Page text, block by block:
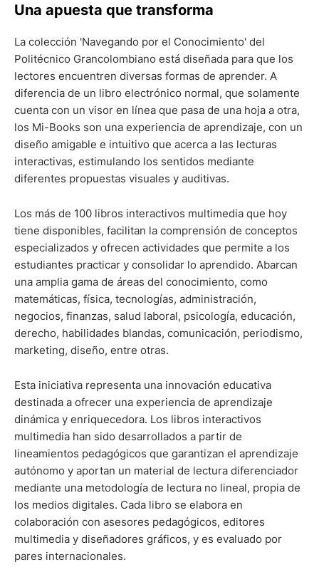
Una apuesta que transforma
La colección 'Navegando por el Conocimiento' del
Politécnico Grancolombiano está diseñada para que los
lectores encuentren diversas formas de aprender. A
diferencia de un libro electrónico normal, que solamente
cuenta con un visor en línea que pasa de una hoja a otra,
los Mi-Books son una experiencia de aprendizaje, con un
diseño amigable e intuitivo que acerca a las lecturas
interactivas, estimulando los sentidos mediante
diferentes propuestas visuales y auditivas.
Los más de 100 libros interactivos multimedia que hoy
tiene disponibles, facilitan la comprensión de conceptos
especializados y ofrecen actividades que permite a los
estudiantes practicar y consolidar lo aprendido. Abarcan
una amplia gama de áreas del conocimiento, como
matemáticas, física, tecnologías, administración,
negocios, finanzas, salud laboral, psicología, educación,
derecho, habilidades blandas, comunicación, periodismo,
marketing, diseño, entre otras.
Esta iniciativa representa una innovación educativa
destinada a ofrecer una experiencia de aprendizaje
dinámica y enriquecedora. Los libros interactivos
multimedia han sido desarrollados a partir de
lineamientos pedagógicos que garantizan el aprendizaje
autónomo y aportan un material de lectura diferenciador
mediante una metodología de lectura no lineal, propia de
los medios digitales. Cada libro se elabora en
colaboración con asesores pedagógicos, editores
multimedia y diseñadores gráficos, y es evaluado por
pares internacionales.